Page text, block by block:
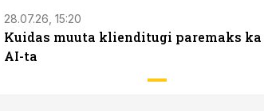
28.07.26, 15:20
Kuidas muuta klienditugi paremaks
AI-ta